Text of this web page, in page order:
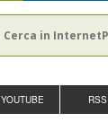
YOUTUBE RSS